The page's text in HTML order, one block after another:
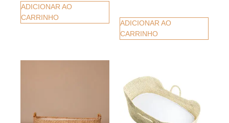
ADICIONAR AO
CARRINHO
ADICIONAR AO
CARRINHO